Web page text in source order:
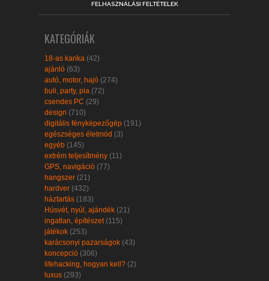
FELHASZNÁLÁSI FELTÉTELEK
KATEGÓRIÁK
18-as karika (42)
ajánló (63)
autó, motor, hajó (274)
buli, party, pia (72)
csendes PC (29)
design (710)
digitális fényképezőgép (191)
egészséges életmód (3)
egyéb (145)
extrém teljesítmény (11)
GPS, navigáció (77)
hangszer (21)
hardver (432)
háztartás (183)
Húsvét, nyúl, ajándék (21)
ingatlan, építészet(115)
játékok (253)
karácsonyi pazarságok (43)
koncepció (306)
lifehacking, hogyan kell? (2)
luxus (293)